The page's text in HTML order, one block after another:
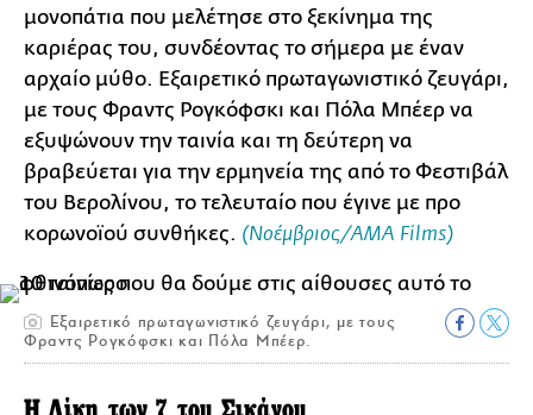
μονοπάτια που μελέτησε στο ξεκίνημα της
καριέρας του, συνδέοντας το σήμερα με έναν
αρχαίο μύθο. Εξαιρετικό πρωταγωνιστικό ζευγάρι,
με τους Φραντς Ρογκόφσκι και Πόλα Μπέερ να
εξυψώνουν την ταινία και τη δεύτερη να
βραβεύεται για την ερμηνεία της από το Φεστιβάλ
του Βερολίνου, το τελευταίο που έγινε με προ
κορωνοϊού συνθήκες. (Νοέμβριος/ΑΜΑ Films)
Εξαιρετικό πρωταγωνιστικό ζευγάρι, με τους
Φραντς Ρογκόφσκι και Πόλα Μπέερ.